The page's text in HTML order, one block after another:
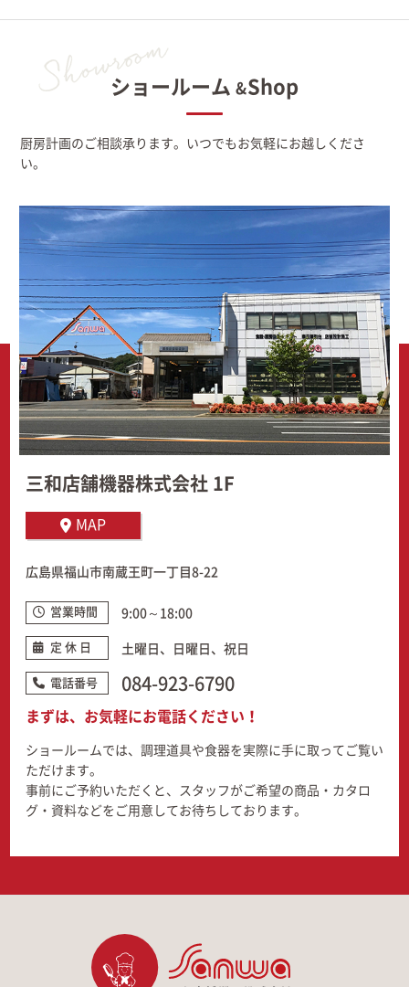
ショールーム &Shop
厨房計画のご相談承ります。いつでもお気軽にお越しくださ
い。
三和店舗機器株式会社 1F
MAP
広島県福山市南蔵王町一丁目8-22
営業時間 9:00～18:00
定 休 日 土曜日、日曜日、祝日
電話番号 084-923-6790
まずは、お気軽にお電話ください！
ショールームでは、調理道具や食器を実際に手に取ってご覧い
ただけます。
事前にご予約いただくと、スタッフがご希望の商品・カタロ
グ・資料などをご用意してお待ちしております。